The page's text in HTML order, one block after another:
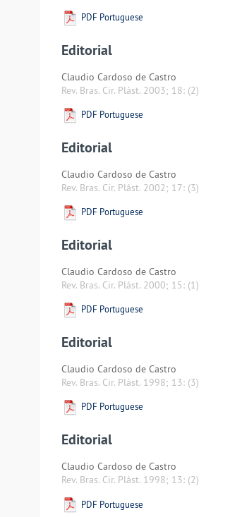
PDF Portuguese
Editorial
Claudio Cardoso de Castro
Rev. Bras. Cir. Plást. 2003; 18: (2)
PDF Portuguese
Editorial
Claudio Cardoso de Castro
Rev. Bras. Cir. Plást. 2002; 17: (3)
PDF Portuguese
Editorial
Claudio Cardoso de Castro
Rev. Bras. Cir. Plást. 2000; 15: (1)
PDF Portuguese
Editorial
Claudio Cardoso de Castro
Rev. Bras. Cir. Plást. 1998; 13: (3)
PDF Portuguese
Editorial
Claudio Cardoso de Castro
Rev. Bras. Cir. Plást. 1998; 13: (2)
PDF Portuguese